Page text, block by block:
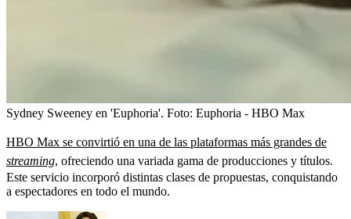
Sydney Sweeney en 'Euphoria'. Foto: Euphoria - HBO Max
HBO Max se convirtió en una de las plataformas más grandes de
streaming, ofreciendo una variada gama de producciones y títulos.
Este servicio incorporó distintas clases de propuestas, conquistando
a espectadores en todo el mundo.